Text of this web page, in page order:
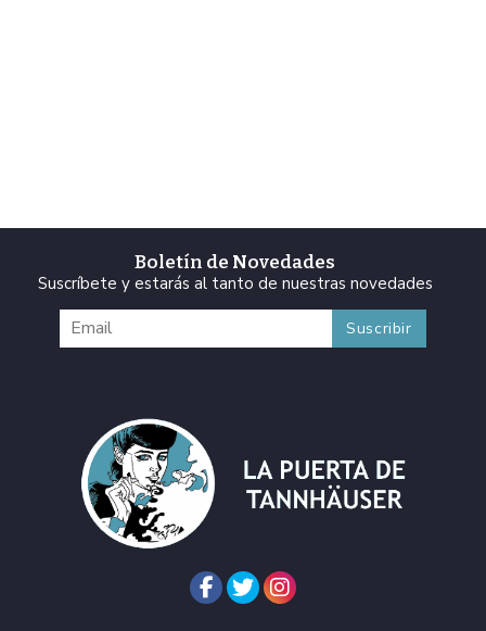
Boletín de Novedades
Suscríbete y estarás al tanto de nuestras novedades